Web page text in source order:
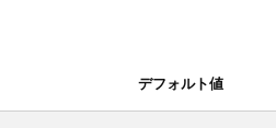
デフォルト値